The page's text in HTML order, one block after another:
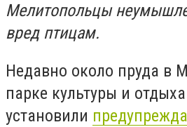
Мелитопольцы
вред птицам.
Недавно около пруда в
парке культуры и
установили